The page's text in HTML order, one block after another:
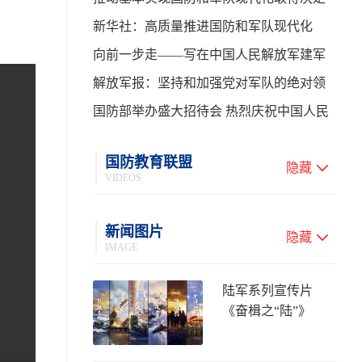
性进展——学习贯彻习主席在中共中央政
治局第二十七次集体学习时的重要讲话
新华社：高质量推进国防和军队现代化
向前一步走——写在中国人民解放军建军
99周年之际
解放军报：坚持和加强党对军队的绝对领
导 高质量推进国防和军队现代化
国防部举办盛大招待会 热烈庆祝中国人民
国防教育联盟
VIDEOS
隐藏
新闻图片
IMAGE
隐藏
陆军系列宣传片
《奋楫之“陆”》